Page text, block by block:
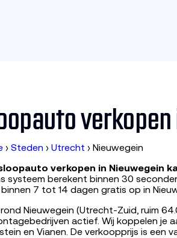
› Steden › Utrecht › Nieuwegein
verkopen in Nieuwegein
systeem berekent binnen 30
7 tot 14 dagen gratis op in
rond Nieuwegein (Utrecht-Zuid, ruim
actief. Wij koppelen je
en Vianen. De verkoopprijs is